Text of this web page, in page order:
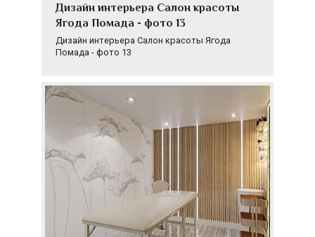
Дизайн интерьера Салон красоты
Ягода Помада - фото 13
Дизайн интерьера Салон красоты Ягода
Помада - фото 13